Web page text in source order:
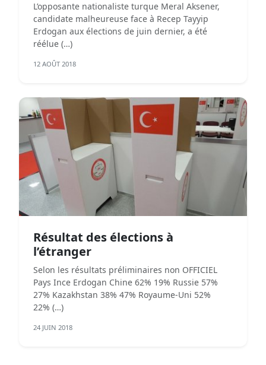
L’opposante nationaliste turque Meral Aksener,
candidate malheureuse face à Recep Tayyip
Erdogan aux élections de juin dernier, a été
réélue (…)
12 AOÛT 2018
Résultat des élections à
l’étranger
Selon les résultats préliminaires non OFFICIEL
Pays Ince Erdogan Chine 62% 19% Russie 57%
27% Kazakhstan 38% 47% Royaume-Uni 52%
22% (…)
24 JUIN 2018